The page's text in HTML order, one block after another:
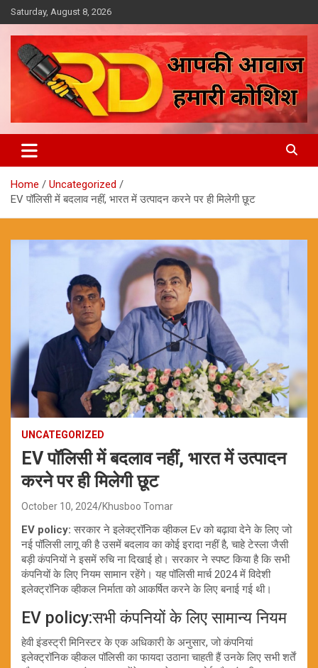
Skip
to
content
Saturday, August 8, 2026
Reporter Diaries
Home
Uncategorized
EV पॉलिसी में बदलाव नहीं, भारत में उत्पादन करने पर ही मिलेगी छूट
UNCATEGORIZED
EV पॉलिसी में बदलाव नहीं, भारत में उत्पादन
करने पर ही मिलेगी छूट
October 10, 2024 Khusboo Tomar
EV policy: सरकार ने इलेक्ट्रॉनिक व्हीकल Ev को बढ़ावा देने के लिए जो
नई पॉलिसी लागू की है उसमें बदलाव का कोई इरादा नहीं है, चाहे टेस्ला जैसी
बड़ी कंपनियों ने इसमें रुचि ना दिखाई हो। सरकार ने स्पष्ट किया है कि सभी
कंपनियों के लिए नियम सामान रहेंगे। यह पॉलिसी मार्च 2024 में विदेशी
इलेक्ट्रॉनिक व्हीकल निर्माता को आकर्षित करने के लिए बनाई गई थी।
EV policy:सभी कंपनियों के लिए सामान्य नियम
हेवी इंडस्ट्री मिनिस्टर के एक अधिकारी के अनुसार, जो कंपनियां
इलेक्ट्रॉनिक व्हीकल पॉलिसी का फायदा उठाना चाहती हैं उनके लिए सभी शर्तें